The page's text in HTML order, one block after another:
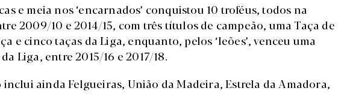
e meia nos ‘encarnados’ conquistou 10 troféus, todos na
2009/10 e 2014/15, com três títulos de campeão, uma Taça de
e cinco taças da Liga, enquanto, pelos ‘leões’, venceu uma
Liga, entre 2015/16 e 2017/18.
ainda Felgueiras, União da Madeira, Estrela da Amadora,